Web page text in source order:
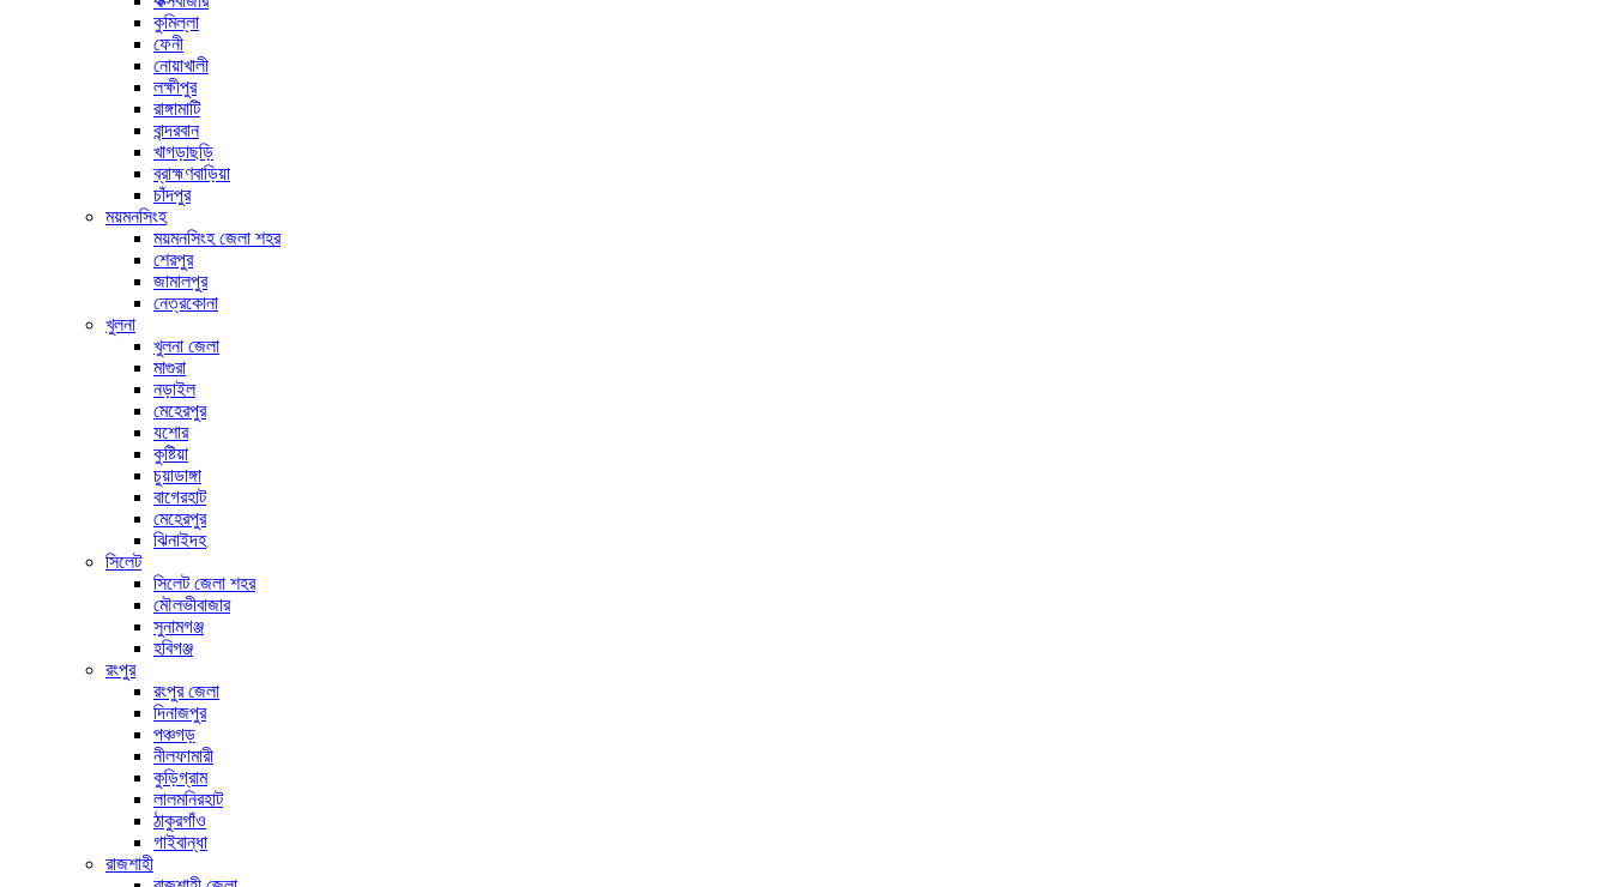
কুমিল্লা
ফেনী
নোয়াখালী
লক্ষীপুর
রাঙ্গামাটি
বান্দরবান
খাগড়াছড়ি
ব্রাহ্মণবাড়িয়া
চাঁদপুর
ময়মনসিংহ
ময়মনসিংহ জেলা শহর
শেরপুর
জামালপুর
নেত্রকোনা
খুলনা
খুলনা জেলা
মাগুরা
নড়াইল
মেহেরপুর
যশোর
কুষ্টিয়া
চুয়াডাঙ্গা
বাগেরহাট
মেহেরপুর
ঝিনাইদহ
সিলেট
সিলেট জেলা শহর
মৌলভীবাজার
সুনামগঞ্জ
হবিগঞ্জ
রংপুর
রংপুর জেলা
দিনাজপুর
পঞ্চগড়
নীলফামারী
কুড়িগ্রাম
লালমনিরহাট
ঠাকুরগাঁও
গাইবান্ধা
রাজশাহী